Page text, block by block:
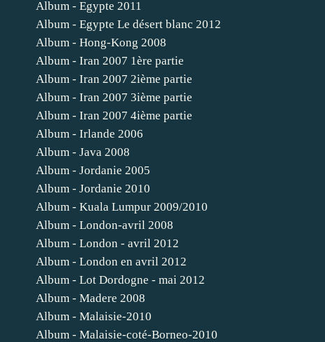
Album - Egypte 2011
Album - Egypte Le désert blanc 2012
Album - Hong-Kong 2008
Album - Iran 2007 1ère partie
Album - Iran 2007 2ième partie
Album - Iran 2007 3ième partie
Album - Iran 2007 4ième partie
Album - Irlande 2006
Album - Java 2008
Album - Jordanie 2005
Album - Jordanie 2010
Album - Kuala Lumpur 2009/2010
Album - London-avril 2008
Album - London - avril 2012
Album - London en avril 2012
Album - Lot Dordogne - mai 2012
Album - Madere 2008
Album - Malaisie-2010
Album - Malaisie-coté-Borneo-2010